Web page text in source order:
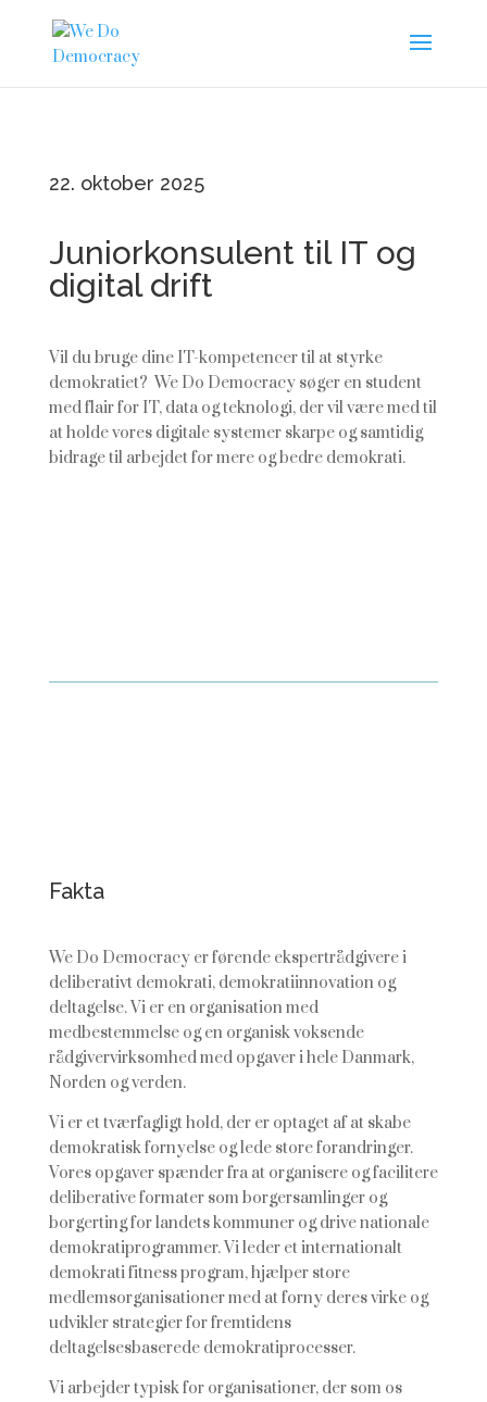
22. oktober 2025
Juniorkonsulent til IT og
digital drift
Vil du bruge dine IT-kompetencer til at styrke
demokratiet? We Do Democracy søger en student
med flair for IT, data og teknologi, der vil være med til
at holde vores digitale systemer skarpe og samtidig
bidrage til arbejdet for mere og bedre demokrati.
Fakta
We Do Democracy er førende ekspertrådgivere i
deliberativt demokrati, demokratiinnovation og
deltagelse. Vi er en organisation med
medbestemmelse og en organisk voksende
rådgivervirksomhed med opgaver i hele Danmark,
Norden og verden.
Vi er et tværfagligt hold, der er optaget af at skabe
demokratisk fornyelse og lede store forandringer.
Vores opgaver spænder fra at organisere og facilitere
deliberative formater som borgersamlinger og
borgerting for landets kommuner og drive nationale
demokratiprogrammer. Vi leder et internationalt
demokrati fitness program, hjælper store
medlemsorganisationer med at forny deres virke og
udvikler strategier for fremtidens
deltagelsesbaserede demokratiprocesser.
Vi arbejder typisk for organisationer, der som os